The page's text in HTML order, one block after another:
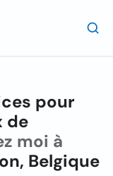
pour
de
moi à
Belgique